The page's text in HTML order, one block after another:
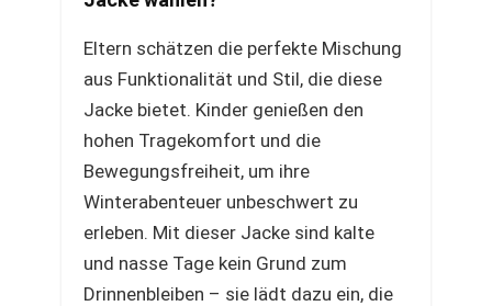
Eltern schätzen die perfekte Mischung
aus Funktionalität und Stil, die diese
Jacke bietet. Kinder genießen den
hohen Tragekomfort und die
Bewegungsfreiheit, um ihre
Winterabenteuer unbeschwert zu
erleben. Mit dieser Jacke sind kalte
und nasse Tage kein Grund zum
Drinnenbleiben – sie lädt dazu ein, die